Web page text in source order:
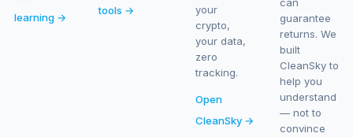
learning →
tools →
your
crypto,
your data,
zero
tracking.
Open
CleanSky →
guarantee
returns. We
built
CleanSky to
help you
understand
— not to
convince